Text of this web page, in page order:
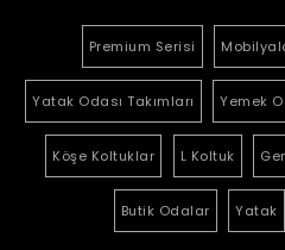
Premium Serisi
Yatak Odası Takımları Yemek
Köşe Koltuklar L Koltuk
Butik Odalar Yatak